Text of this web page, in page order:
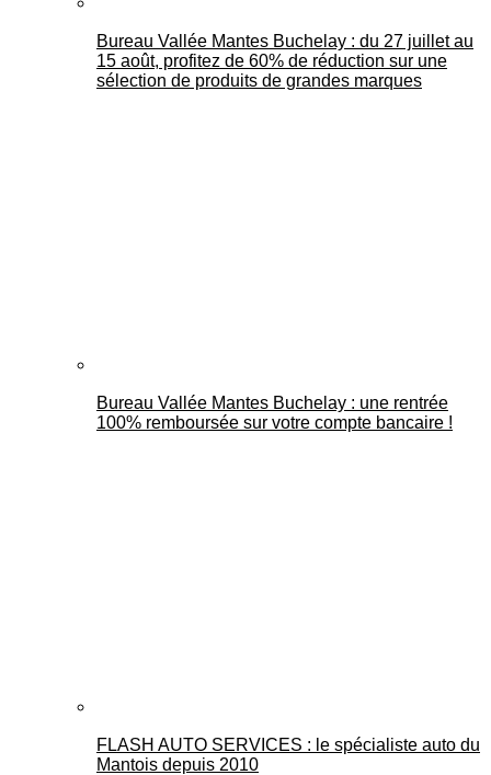
Bureau Vallée Mantes Buchelay : du 27 juillet au
15 août, profitez de 60% de réduction sur une
sélection de produits de grandes marques
Bureau Vallée Mantes Buchelay : une rentrée
100% remboursée sur votre compte bancaire !
FLASH AUTO SERVICES : le spécialiste auto du
Mantois depuis 2010